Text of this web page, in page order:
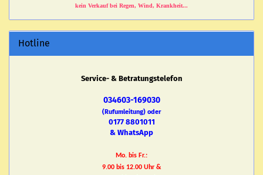
kein Verkauf bei Regen, Wind, Krankheit...
Hotline
Service- & Betratungstelefon
034603-169030
(Rufumleitung) oder
0177 8801011
& WhatsApp
Mo. bis Fr.:
9.00 bis 12.00 Uhr &